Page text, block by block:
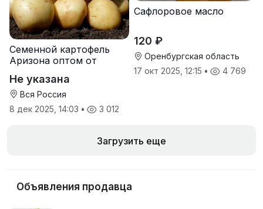
Семенной картофель
Аризона оптом от
Не указана
Вся Россия
8 дек 2025, 14:03 • 3 012
Сафлоровое масло
120 ₽
Оренбургская область
17 окт 2025, 12:15 • 4 769
Загрузить еще
Объявления продавца